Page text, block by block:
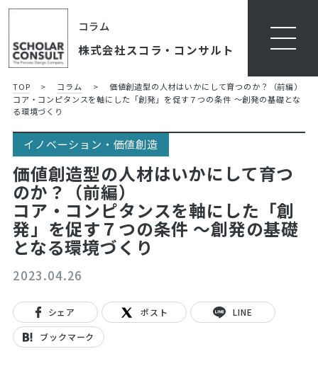
コラム
株式会社スコラ・コンサルト
TOP > コラム >
価値創造型の人材はいかにして育つのか？（前編）
コア・コンピタンスを軸にした「創発」を促す７つの条件 ～創発の基礎とな
る環境づくり
イノベーション・価値創造
価値創造型の人材はいかにして育つ
のか？（前編）
コア・コンピタンスを軸にした「創
発」を促す７つの条件 ～創発の基礎
となる環境づくり
2023.04.26
シェア ポスト LINE
ブックマーク